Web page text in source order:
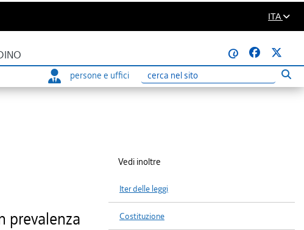
ITA
@
persone e uffici
Ricerca
prevalenza
Vedi inoltre
Iter delle leggi
Costituzione